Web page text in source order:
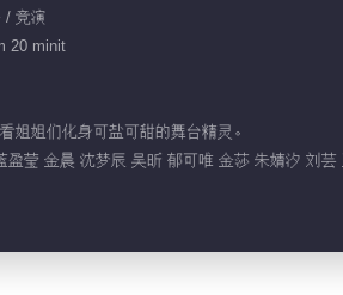
/ 竞演
20 minit
姐姐们化身可盐可甜的舞台精灵。
莹 金晨 沈梦辰 吴昕 郁可唯 金莎 朱婧汐 刘